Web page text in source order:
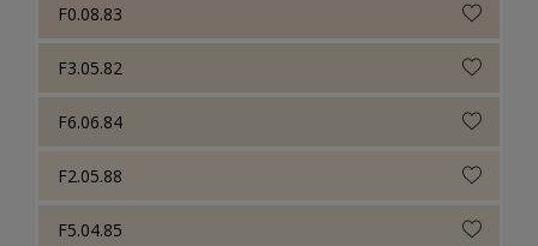
F0.08.83
F3.05.82
F6.06.84
F2.05.88
F5.04.85